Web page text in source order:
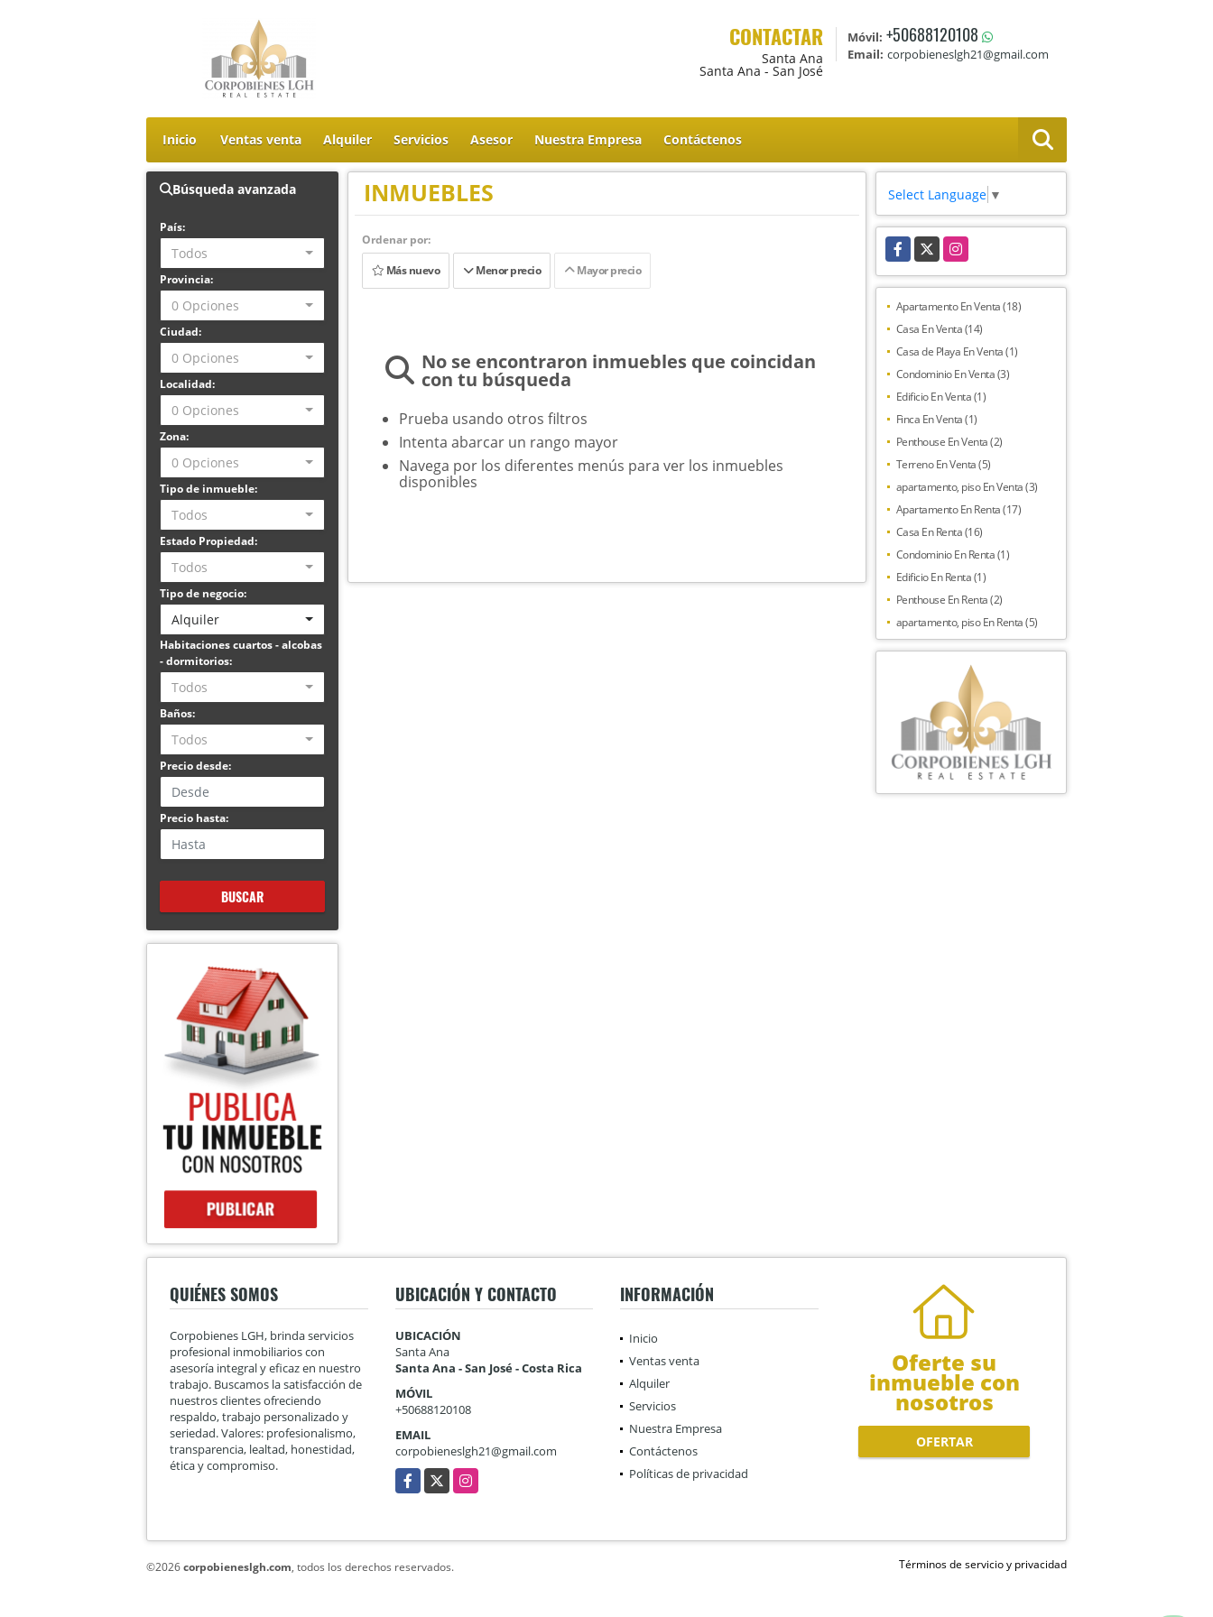
CONTACTAR
Santa Ana
Santa Ana - San José
Móvil: +50688120108
Email: corpobieneslgh21@gmail.com
Inicio Ventas venta Alquiler Servicios Asesor Nuestra Empresa Contáctenos
Búsqueda avanzada
País:
Todos
Provincia:
0 Opciones
Ciudad:
0 Opciones
Localidad:
0 Opciones
Zona:
0 Opciones
Tipo de inmueble:
Todos
Estado Propiedad:
Todos
Tipo de negocio:
Alquiler
Habitaciones cuartos - alcobas
- dormitorios:
Todos
Baños:
Todos
Precio desde:
Precio hasta:
BUSCAR
INMUEBLES
Ordenar por:
Más nuevo
Menor precio Mayor precio
No se encontraron inmuebles que coincidan
con tu búsqueda
Prueba usando otros filtros
Intenta abarcar un rango mayor
Navega por los diferentes menús para ver los inmuebles
disponibles
Select Language ▼
Facebook
X Instagram
Apartamento En Venta (18)
Casa En Venta (14)
Casa de Playa En Venta (1)
Condominio En Venta (3)
Edificio En Venta (1)
Finca En Venta (1)
Penthouse En Venta (2)
Terreno En Venta (5)
apartamento, piso En Venta (3)
Apartamento En Renta (17)
Casa En Renta (16)
Condominio En Renta (1)
Edificio En Renta (1)
Penthouse En Renta (2)
apartamento, piso En Renta (5)
QUIÉNES SOMOS
Corpobienes LGH, brinda servicios
profesional inmobiliarios con
asesoría integral y eficaz en nuestro
trabajo. Buscamos la satisfacción de
nuestros clientes ofreciendo
respaldo, trabajo personalizado y
seriedad. Valores: profesionalismo,
transparencia, lealtad, honestidad,
ética y compromiso.
UBICACIÓN Y CONTACTO
UBICACIÓN
Santa Ana
Santa Ana - San José - Costa Rica
MÓVIL
+50688120108
EMAIL
corpobieneslgh21@gmail.com
Facebook
X Instagram
INFORMACIÓN
Inicio
Ventas venta
Alquiler
Servicios
Nuestra Empresa
Contáctenos
Políticas de privacidad
Oferte su
inmueble con
nosotros
OFERTAR
©2026corpobieneslgh.com, todos los derechos reservados. Términos de servicio y privacidad